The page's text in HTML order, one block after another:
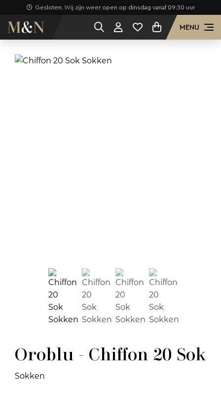
Gesloten. Wij zijn weer open op dinsdag vanaf 09:30 uur
MENU
Oroblu - Chiffon 20 Sok
Sokken